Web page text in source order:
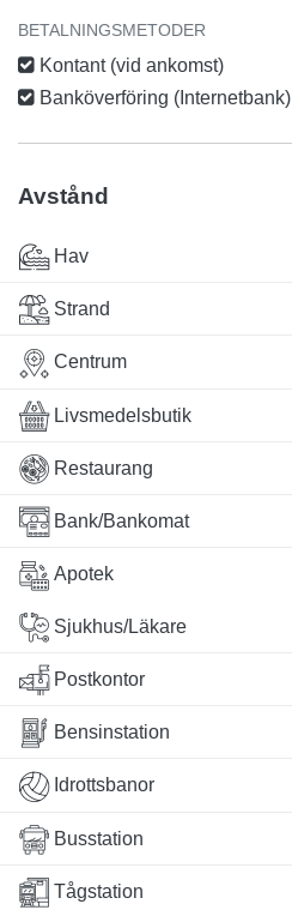
BETALNINGSMETODER
Kontant (vid ankomst)
Banköverföring (Internetbank)
Avstånd
Hav
Strand
Centrum
Livsmedelsbutik
Restaurang
Bank/Bankomat
Apotek
Sjukhus/Läkare
Postkontor
Bensinstation
Idrottsbanor
Busstation
Tågstation